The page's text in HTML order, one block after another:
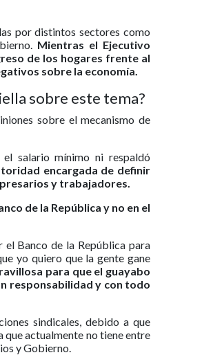
por distintos sectores como
Mientras el Ejecutivo
de los hogares frente al
sobre la economía.
sobre este tema?
sobre el mecanismo de
salario mínimo ni respaldó
encargada de definir
y trabajadores.
de la República y no en el
Banco de la República para
yo quiero que la gente gane
para que el guayabo
responsabilidad y con todo
sindicales, debido a que
que actualmente no tiene entre
y Gobierno.